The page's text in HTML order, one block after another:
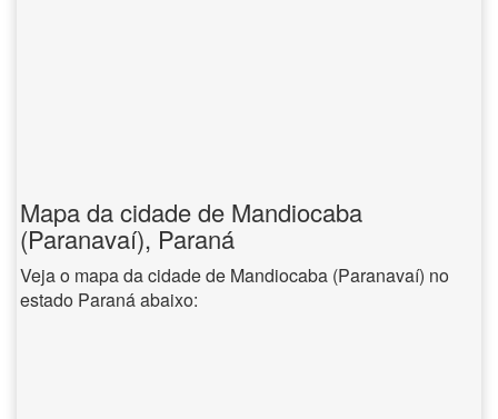
Mapa da cidade de Mandiocaba
(Paranavaí), Paraná
Veja o mapa da cidade de Mandiocaba (Paranavaí) no
estado Paraná abaixo: